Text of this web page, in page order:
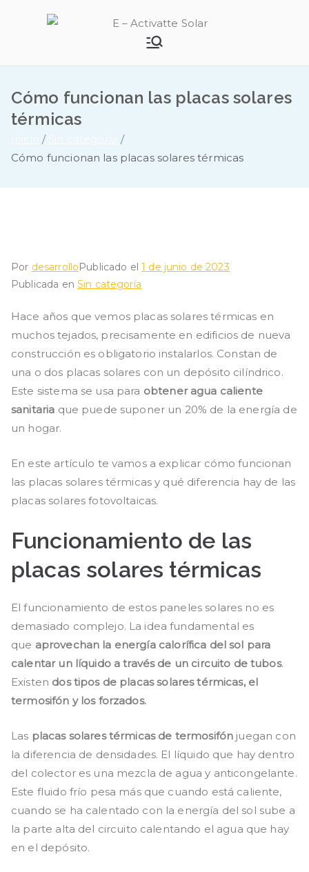
Activatte
Cómo funcionan las placas solares
térmicas
Cómo funcionan las placas solares térmicas
Por desarrolloPublicado el1 de junio de 2023
Publicada en Sin categoría
Hace años que vemos placas solares térmicas en
muchos tejados, precisamente en edificios de nueva
construcción es obligatorio instalarlos. Constan de
una o dos placas solares con un depósito cilíndrico.
Este sistema se usa para obtener agua caliente
sanitaria que puede suponer un 20% de la energía de
un hogar.
En este artículo te vamos a explicar cómo funcionan
las placas solares térmicas y qué diferencia hay de las
placas solares fotovoltaicas.
Funcionamiento de las
placas solares térmicas
El funcionamiento de estos paneles solares no es
demasiado complejo. La idea fundamental es
que aprovechan la energía calorífica del sol para
calentar un líquido a través de un circuito de tubos.
Existen dos tipos de placas solares térmicas, el
termosifón y los forzados.
Las placas solares térmicas de termosifón juegan con
la diferencia de densidades. El líquido que hay dentro
del colector es una mezcla de agua y anticongelante.
Este fluido frío pesa más que cuando está caliente,
cuando se ha calentado con la energía del sol sube a
la parte alta del circuito calentando el agua que hay
en el depósito.